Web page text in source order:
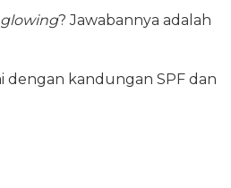
glowing? Jawabannya adalah
dengan kandungan SPF dan